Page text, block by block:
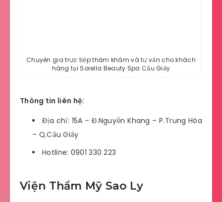
Chuyên gia trực tiếp thăm khám và tư vấn cho khách
hàng tại Sorella Beauty Spa Cầu Giấy
Thông tin liên hệ:
Địa chỉ: 15A – Đ.Nguyễn Khang – P.Trung Hòa
– Q.Cầu Giấy
Hotline: 0901 330 223
Viện Thẩm Mỹ Sao Ly